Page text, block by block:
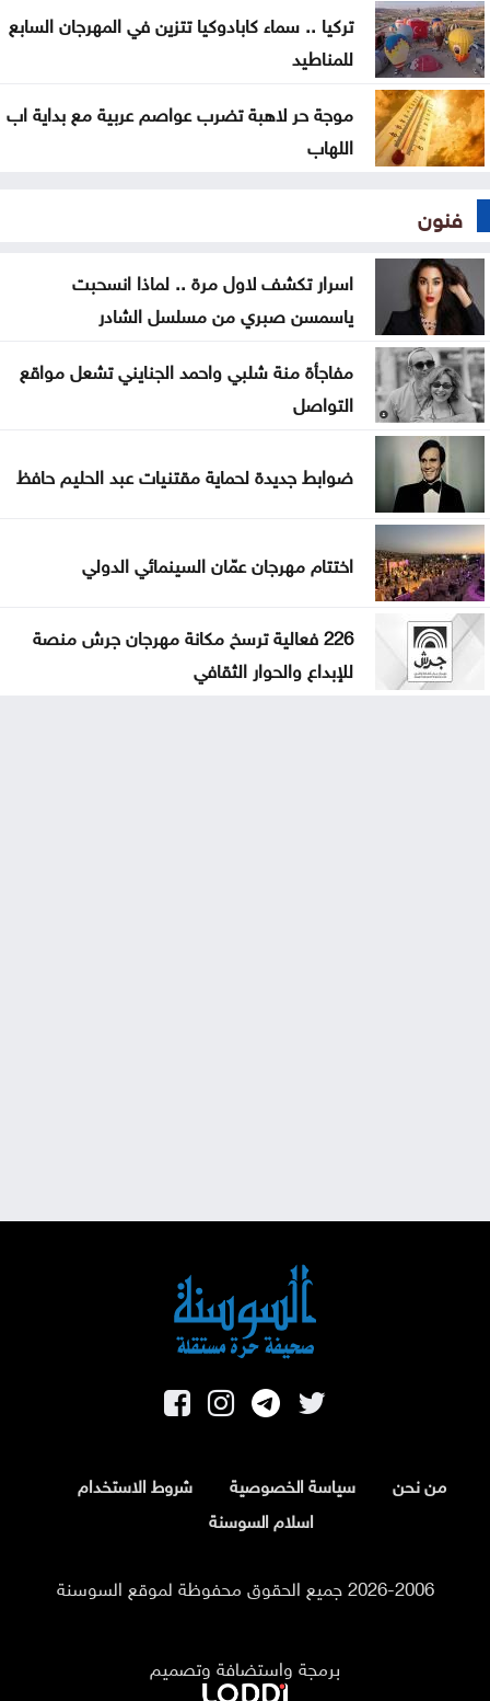
تركيا .. سماء كابادوكيا تتزين في المهرجان السابع
للمناطيد
موجة حر لاهبة تضرب عواصم عربية مع بداية اب
اللهاب
فنون
اسرار تكشف لاول مرة .. لماذا انسحبت
ياسمسن صبري من مسلسل الشادر
مفاجأة منة شلبي واحمد الجنايني تشعل مواقع
التواصل
ضوابط جديدة لحماية مقتنيات عبد الحليم حافظ
اختتام مهرجان عمّان السينمائي الدولي
226 فعالية ترسخ مكانة مهرجان جرش منصة
للإبداع والحوار الثقافي
من نحن سياسة الخصوصية
شروط الاستخدام
اسلام السوسنة
2026-2006 جميع الحقوق محفوظة لموقع السوسنة
برمجة واستضافة وتصميم